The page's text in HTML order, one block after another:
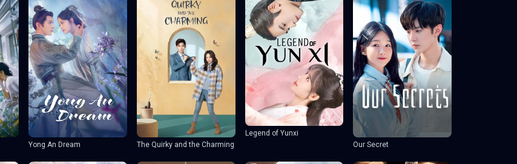
Yong An Dream The Quirky and the Charming
Legend of Yunxi
Our Secret